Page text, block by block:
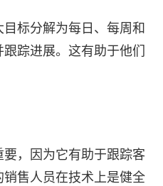
标分解为每日、每周和
踪进展。这有助于他们
，因为它有助于跟踪客
售人员在技术上是健全